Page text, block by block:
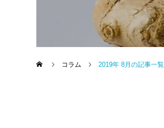
コラム 2019年 8月の記事一覧